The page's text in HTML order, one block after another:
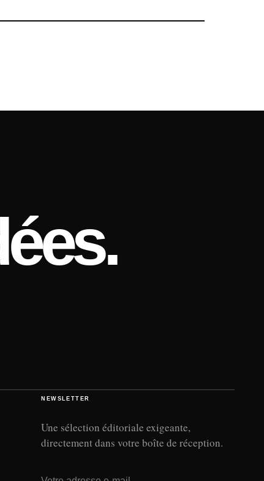
NEWSLETTER
Une sélection éditoriale exigeante,
directement dans votre boîte de réception.